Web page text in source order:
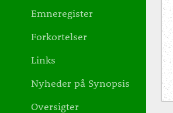
Emneregister
Forkortelser
Links
Nyheder på Synopsis
Oversigter